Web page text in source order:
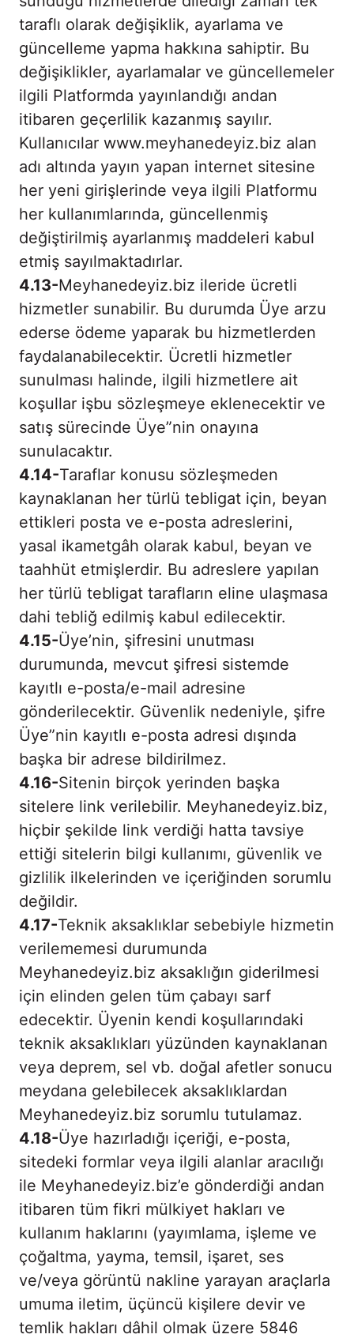
taraflı olarak değişiklik, ayarlama ve
güncelleme yapma hakkına sahiptir. Bu
değişiklikler, ayarlamalar ve güncellemeler
ilgili Platformda yayınlandığı andan
itibaren geçerlilik kazanmış sayılır.
Kullanıcılar www.meyhanedeyiz.biz alan
adı altında yayın yapan internet sitesine
her yeni girişlerinde veya ilgili Platformu
her kullanımlarında, güncellenmiş
değiştirilmiş ayarlanmış maddeleri kabul
etmiş sayılmaktadırlar.
4.13-Meyhanedeyiz.biz ileride ücretli
hizmetler sunabilir. Bu durumda Üye arzu
ederse ödeme yaparak bu hizmetlerden
faydalanabilecektir. Ücretli hizmetler
sunulması halinde, ilgili hizmetlere ait
koşullar işbu sözleşmeye eklenecektir ve
satış sürecinde Üye”nin onayına
sunulacaktır.
4.14-Taraflar konusu sözleşmeden
kaynaklanan her türlü tebligat için, beyan
ettikleri posta ve e-posta adreslerini,
yasal ikametgâh olarak kabul, beyan ve
taahhüt etmişlerdir. Bu adreslere yapılan
her türlü tebligat tarafların eline ulaşmasa
dahi tebliğ edilmiş kabul edilecektir.
4.15-Üye’nin, şifresini unutması
durumunda, mevcut şifresi sistemde
kayıtlı e-posta/e-mail adresine
gönderilecektir. Güvenlik nedeniyle, şifre
Üye”nin kayıtlı e-posta adresi dışında
başka bir adrese bildirilmez.
4.16-Sitenin birçok yerinden başka
sitelere link verilebilir. Meyhanedeyiz.biz,
hiçbir şekilde link verdiği hatta tavsiye
ettiği sitelerin bilgi kullanımı, güvenlik ve
gizlilik ilkelerinden ve içeriğinden sorumlu
değildir.
4.17-Teknik aksaklıklar sebebiyle hizmetin
verilememesi durumunda
Meyhanedeyiz.biz aksaklığın giderilmesi
için elinden gelen tüm çabayı sarf
edecektir. Üyenin kendi koşullarındaki
teknik aksaklıkları yüzünden kaynaklanan
veya deprem, sel vb. doğal afetler sonucu
meydana gelebilecek aksaklıklardan
Meyhanedeyiz.biz sorumlu tutulamaz.
4.18-Üye hazırladığı içeriği, e-posta,
sitedeki formlar veya ilgili alanlar aracılığı
ile Meyhanedeyiz.biz’e gönderdiği andan
itibaren tüm fikri mülkiyet hakları ve
kullanım haklarını (yayımlama, işleme ve
çoğaltma, yayma, temsil, işaret, ses
ve/veya görüntü nakline yarayan araçlarla
umuma iletim, üçüncü kişilere devir ve
temlik hakları dâhil olmak üzere 5846